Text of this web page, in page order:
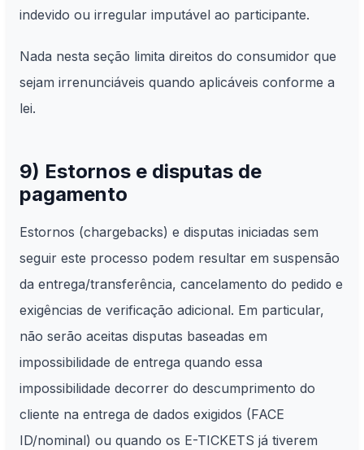
indevido ou irregular imputável ao participante.
Nada nesta seção limita direitos do consumidor que
sejam irrenunciáveis quando aplicáveis conforme a
lei.
9) Estornos e disputas de
pagamento
Estornos (chargebacks) e disputas iniciadas sem
seguir este processo podem resultar em suspensão
da entrega/transferência, cancelamento do pedido e
exigências de verificação adicional. Em particular,
não serão aceitas disputas baseadas em
impossibilidade de entrega quando essa
impossibilidade decorrer do descumprimento do
cliente na entrega de dados exigidos (FACE
ID/nominal) ou quando os E-TICKETS já tiverem